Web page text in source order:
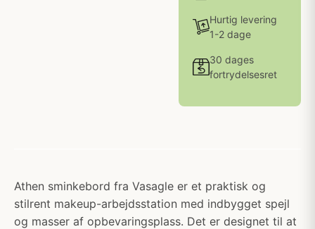
Hurtig levering
1-2 dage
30 dages
fortrydelsesret
Athen sminkebord fra Vasagle er et praktisk og
stilrent makeup-arbejdsstation med indbygget spejl
og masser af opbevaringsplass. Det er designet til at